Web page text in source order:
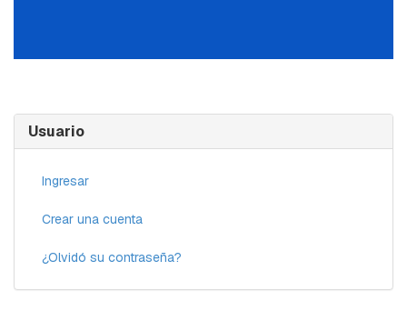
Usuario
Ingresar
Crear una cuenta
¿Olvidó su contraseña?